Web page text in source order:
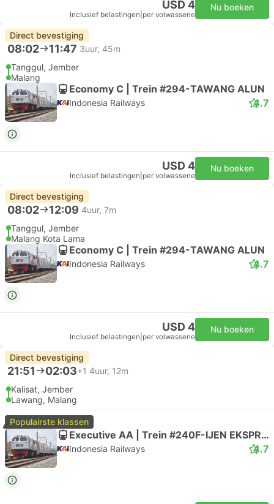
USD 4
Inclusief belastingen per volwassene
Nu boeken
Direct bevestiging
08:02 11:47 3uur, 45m
Tanggul, Jember
Malang
Economy C | Trein #294-TAWANG ALUN
Indonesia Railways 4.7
USD 4
Inclusief belastingen per volwassene
Nu boeken
Direct bevestiging
08:02 12:09 4uur, 7m
Tanggul, Jember
Malang Kota Lama
Economy C | Trein #294-TAWANG ALUN
Indonesia Railways 4.7
USD 4
Inclusief belastingen per volwassene
Nu boeken
Direct bevestiging
21:51 02:03+1 4uur, 12m
Kalisat, Jember
Lawang, Malang
Populairste klassen
Executive AA | Trein #240F-IJEN EKSPRES
Indonesia Railways 4.7